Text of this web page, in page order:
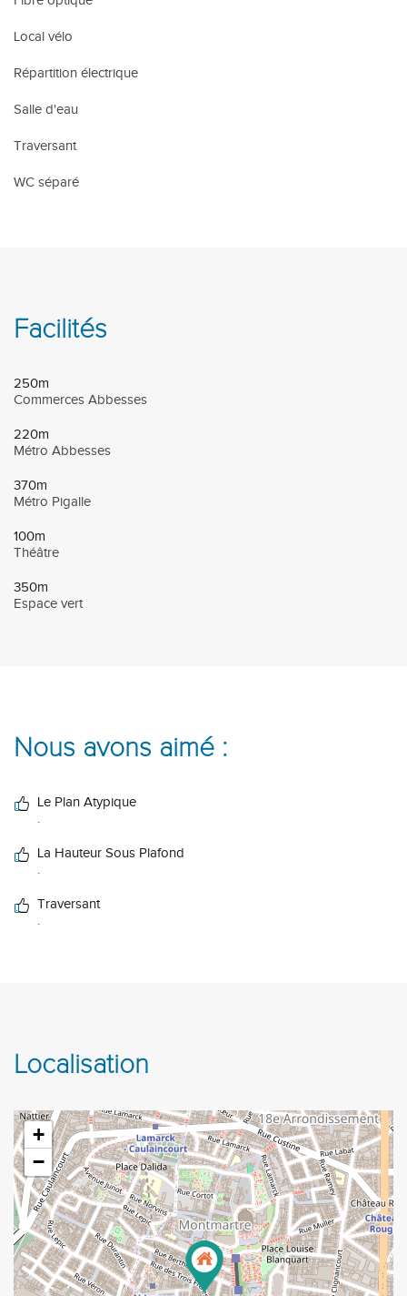
Local vélo
Répartition électrique
Salle d'eau
Traversant
WC séparé
Facilités
250m
Commerces Abbesses
220m
Métro Abbesses
370m
Métro Pigalle
100m
Théâtre
350m
Espace vert
Nous avons aimé :
Le Plan Atypique
La Hauteur Sous Plafond
Traversant
Localisation
+
−